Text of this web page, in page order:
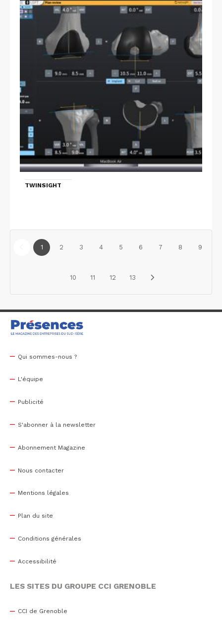
TWINSIGHT
1 2 3 4 5 6 7 8 9
10 11 12 13
Qui sommes-nous ?
L'équipe
Publicité
S'abonner à la newsletter
Abonnement Magazine
Nous contacter
Mentions légales
Plan du site
Conditions générales
Accessibilité
LES SITES DU GROUPE CCI GRENOBLE
CCI de Grenoble